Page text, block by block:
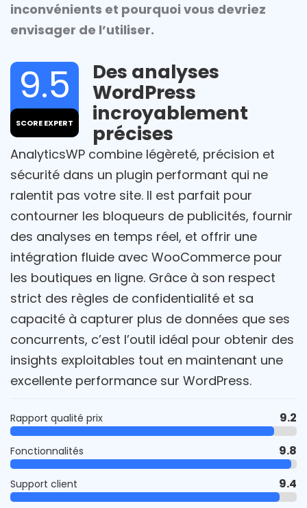
inconvénients et pourquoi vous devriez
envisager de l’utiliser.
9.5
SCORE EXPERT
Des analyses
WordPress
incroyablement
précises
AnalyticsWP combine légèreté, précision et
sécurité dans un plugin performant qui ne
ralentit pas votre site. Il est parfait pour
contourner les bloqueurs de publicités, fournir
des analyses en temps réel, et offrir une
intégration fluide avec WooCommerce pour
les boutiques en ligne. Grâce à son respect
strict des règles de confidentialité et sa
capacité à capturer plus de données que ses
concurrents, c’est l’outil idéal pour obtenir des
insights exploitables tout en maintenant une
excellente performance sur WordPress.
Rapport qualité prix 9.2
Fonctionnalités 9.8
Support client 9.4